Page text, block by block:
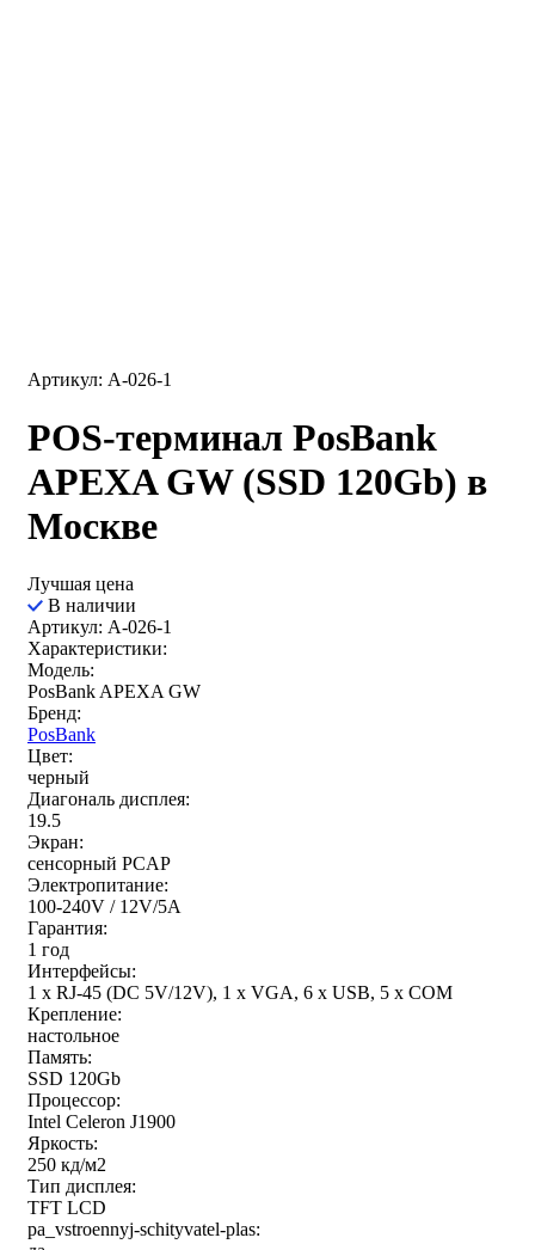
Артикул: A-026-1
POS-терминал PosBank
APEXA GW (SSD 120Gb) в
Москве
Лучшая цена
В наличии
Артикул: A-026-1
Характеристики:
Модель:
PosBank APEXA GW
Бренд:
PosBank
Цвет:
черный
Диагональ дисплея:
19.5
Экран:
сенсорный PCAP
Электропитание:
100-240V / 12V/5A
Гарантия:
1 год
Интерфейсы:
1 x RJ-45 (DC 5V/12V), 1 x VGA, 6 x USB, 5 х COM
Крепление:
настольное
Память:
SSD 120Gb
Процессор:
Intel Celeron J1900
Яркость:
250 кд/м2
Тип дисплея:
TFT LCD
pa_vstroennyj-schityvatel-plas: